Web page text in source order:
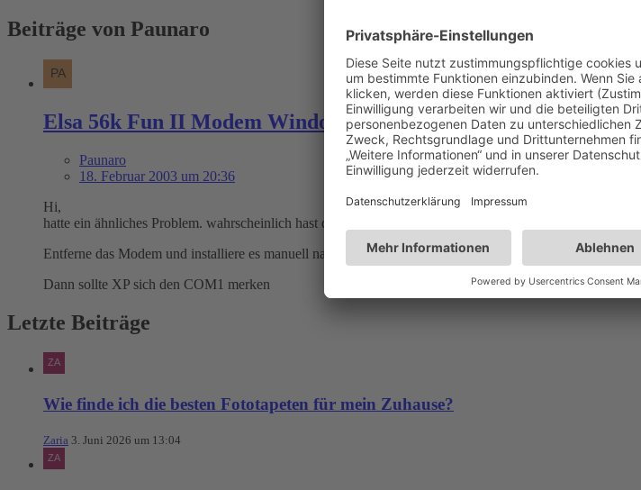
Beiträge von Paunaro
Elsa 56k Fun II Modem Windows XP (Vor Hochfahren
Paunaro
18. Februar 2003 um 20:36
Hi,
hatte ein ähnliches Problem. wahrscheinlich hast du es über Plug and Play (PnP) installiert ?!?
Entferne das Modem und installiere es manuell nach einem Neustart &lt;-mit ausgeschaltetem Modem
Dann sollte XP sich den COM1 merken
Letzte Beiträge
Wie finde ich die besten Fototapeten für mein Zuhause?
Zaria 3. Juni 2026 um 13:04